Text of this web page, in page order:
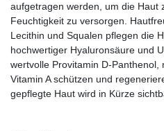
aufgetragen werden, um die Haut
Feuchtigkeit zu versorgen.
Lecithin und Squalen pflegen die
hochwertiger Hyaluronsäure und
wertvolle Provitamin D-Panthenol,
Vitamin A schützen und
gepflegte Haut wird in Kürze